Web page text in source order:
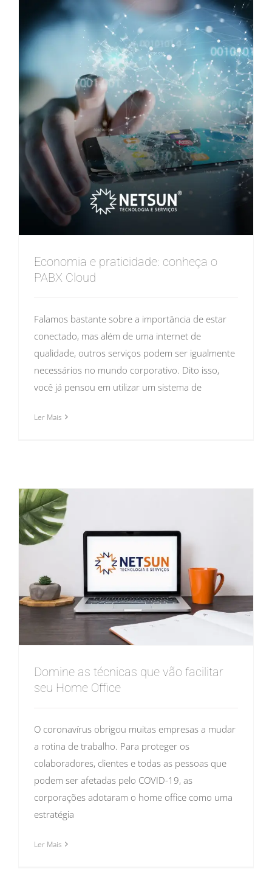
Economia e praticidade: conheça o
PABX Cloud
Falamos bastante sobre a importância de estar
conectado, mas além de uma internet de
qualidade, outros serviços podem ser igualmente
necessários no mundo corporativo. Dito isso,
você já pensou em utilizar um sistema de
Ler Mais
Domine as técnicas que vão facilitar
seu Home Office
O coronavírus obrigou muitas empresas a mudar
a rotina de trabalho. Para proteger os
colaboradores, clientes e todas as pessoas que
podem ser afetadas pelo COVID-19, as
corporações adotaram o home office como uma
estratégia
Ler Mais